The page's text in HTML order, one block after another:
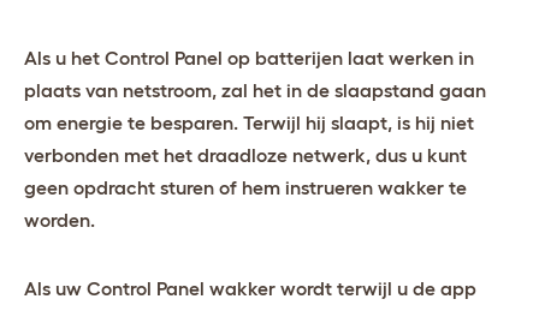
Als u het Control Panel op batterijen laat werken in
plaats van netstroom, zal het in de slaapstand gaan
om energie te besparen. Terwijl hij slaapt, is hij niet
verbonden met het draadloze netwerk, dus u kunt
geen opdracht sturen of hem instrueren wakker te
worden.
Als uw Control Panel wakker wordt terwijl u de app